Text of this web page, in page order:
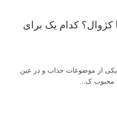
کژوال؟ کدام یک برای
یکی از موضوعات جذاب و در عین
محبوب ک...